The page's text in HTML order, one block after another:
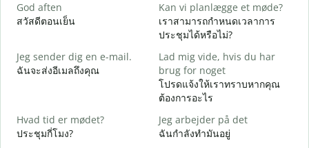
God aften
สวัสดีตอนเย็น
Kan vi planlægge et møde?
เราสามารถกำหนดเวลาการ
ประชุมได้หรือไม่?
Jeg sender dig en e-mail.
ฉันจะส่งอีเมลถึงคุณ
Lad mig vide, hvis du har
brug for noget
โปรดแจ้งให้เราทราบหากคุณ
ต้องการอะไร
Hvad tid er mødet?
ประชุมกี่โมง?
Jeg arbejder på det
ฉันกำลังทำมันอยู่